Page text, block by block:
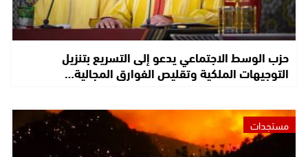
حزب الوسط الاجتماعي يدعو إلى التسريع بتنزيل
التوجيهات الملكية وتقليص الفوارق المجالية…
مستجدات